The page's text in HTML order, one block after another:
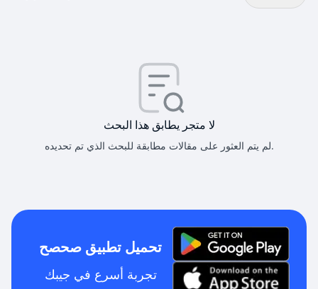
لا متجر يطابق هذا البحث
لم يتم العثور على مقالات مطابقة للبحث الذي تم تحديده.
تحميل تطبيق صحصح
تجربة أسرع في جيبك